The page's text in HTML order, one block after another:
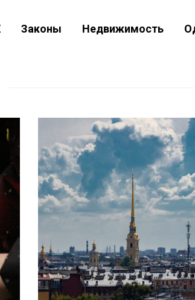
Законы Недвижимость